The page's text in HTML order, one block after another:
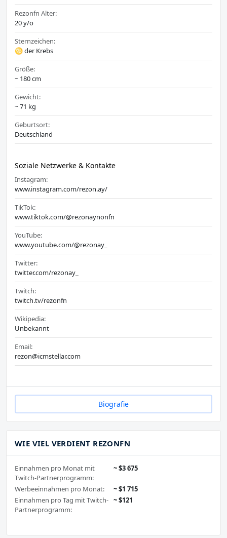
Rezonfn Alter:
20 y/o
Sternzeichen:
♋ der Krebs
Größe:
~ 180 cm
Gewicht:
~ 71 kg
Geburtsort:
Deutschland
Soziale Netzwerke & Kontakte
Instagram:
www.instagram.com/rezon.ay/
TikTok:
www.tiktok.com/@rezonaynonfn
YouTube:
www.youtube.com/@rezonay_
Twitter:
twitter.com/rezonay_
Twitch:
twitch.tv/rezonfn
Wikipedia:
Unbekannt
Email:
rezon@icmstellar.com
Biografie
WIE VIEL VERDIENT REZONFN
Einnahmen pro Monat mit
Twitch-Partnerprogramm:
~ $3 675
Werbeeinnahmen pro Monat:
~ $1 715
Einnahmen pro Tag mit Twitch-
Partnerprogramm:
~ $121